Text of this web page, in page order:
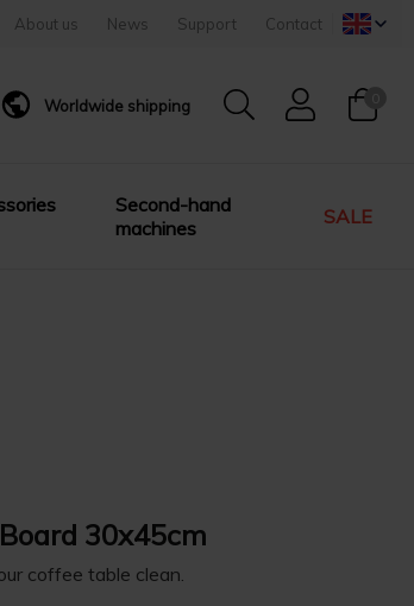
About us News Support Contact
Worldwide shipping
Second-hand
machines
SALE
30x45cm
coffee table clean.